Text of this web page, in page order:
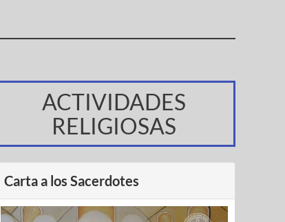
ACTIVIDADES
RELIGIOSAS
Carta a los Sacerdotes